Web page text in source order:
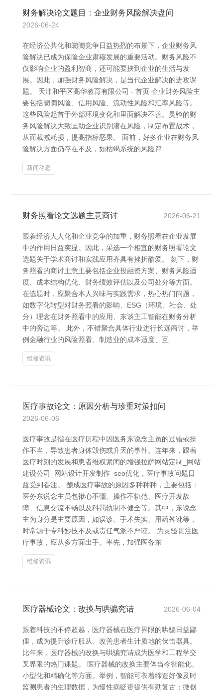
财务解决论文题目：企业财务风险解决盘问
2026-06-24
在经济公共化和阛阓竞争日益热烈的布景下，企业财务风
险解决已成为保险企业肃穆发展的重要活动。财务风险不
仅影响企业的盈利智商，还可能要挟到企业的生活与发
展。因此，加强财务风险解决，是当代企业解决的进攻课
题。 天津和平区高华教育有限公司 - 首页 企业财务风险主
要包括阛阓风险、信用风险、流动性风险和汇率风险等。
这些风险起首于外部环境变化和里面解决不善。灵验的财
务风险解决大致匡助企业识别潜在风险，制定布置战术，
从而裁减耗损，提高指标恶果。 面前，好多企业在财务风
险解决方面仍存在不及，如枯竭系统的风险评
新闻动态
财务照看论文选题主意商讨 2026-06-21
跟着经济人人化和企业竞争的加重，财务照看在企业发展
中的作用日益突显。因此，采选一个相宜的财务照看论文
选题关于学术商讨和实践应用齐具有挫折酷爱。 刻下，财
务照看的商讨主意主要包括企业投融资方案、财务风险适
度、成本结构优化、财务绩效评估以及公司处分等方面。
在选题时，应聚合本人兴味与实践需求，热心热门问题，
如数字化转型对财务照看的影响、ESG（环境、社会、处
分）理念在财务照看中的应用、东谈主工智能在财务分析
中的旁边等。 此外，不错聚合具体行业进行长远商讨，举
例金融行业的风险照看、制造业的成本适度、互
维修资讯
医疗事故论文：原因分析与珍重对策扣问
2026-06-06
医疗事故是指在医疗历程中因医务东说念主员的过错或操
作不当，导致患者身体毁伤或升天的事件。连年来，跟着
医疗时刻的发展和患者维权紧闭的增强拉萨网站定制_网站
建设公司_网站设计开发制作_seo优化，医疗事故问题日
益受到眷注。 酿成医疗事故的原因多种种种，主要包括：
医务东说念主员包袱心不彊、操作不轨范、医疗开发故
障、信息交流不畅以及科罚轨制不健全等。其中，东说念
主为身分是主要原因，如误诊、手术失实、用药舛讹等，
时常源于专科妙技不及或责任气派不严谨。 为灵验贯注医
疗事故，应从多方面出手。率先，加强医务东
维修资讯
医疗器械论文：改换与哄骗究诘 2026-06-04
跟着科技的不停超越，医疗器械在医疗界限的哄骗日益鄙
俚，成为提升诊疗服从、改善患者生计质地的伏击器具。
比年来，医疗器械的改换与哄骗究诘成为医学和工程学交
叉界限的热门课题。 医疗器械的改换主要体当今智能化、
小型化和精确化等方面。举例，智能可衣着缔造好像及时
监测患者的生理数据，为慢性病贬责提供有劲复古；微创